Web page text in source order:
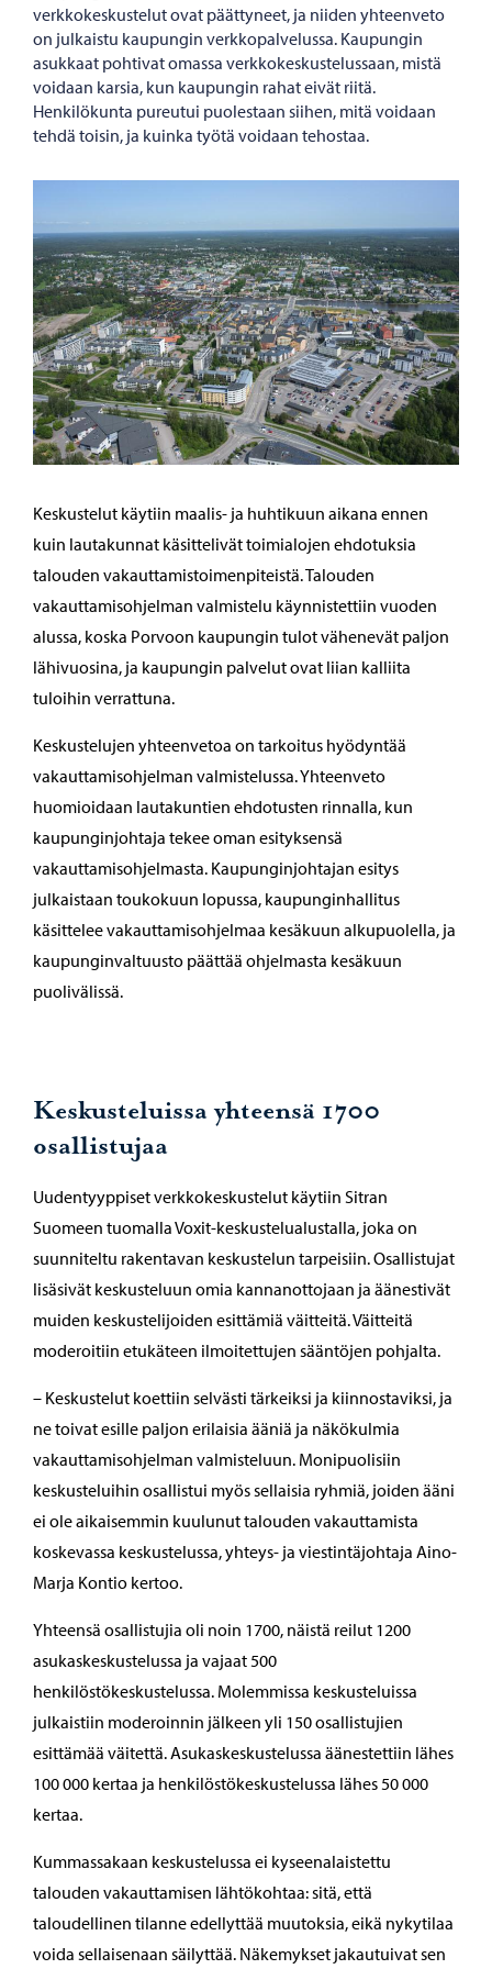
verkkokeskustelut ovat päättyneet, ja niiden yhteenveto
on julkaistu kaupungin verkkopalvelussa. Kaupungin
asukkaat pohtivat omassa verkkokeskustelussaan, mistä
voidaan karsia, kun kaupungin rahat eivät riitä.
Henkilökunta pureutui puolestaan siihen, mitä voidaan
tehdä toisin, ja kuinka työtä voidaan tehostaa.
Keskustelut käytiin maalis- ja huhtikuun aikana ennen
kuin lautakunnat käsittelivät toimialojen ehdotuksia
talouden vakauttamistoimenpiteistä. Talouden
vakauttamisohjelman valmistelu käynnistettiin vuoden
alussa, koska Porvoon kaupungin tulot vähenevät paljon
lähivuosina, ja kaupungin palvelut ovat liian kalliita
tuloihin verrattuna.
Keskustelujen yhteenvetoa on tarkoitus hyödyntää
vakauttamisohjelman valmistelussa. Yhteenveto
huomioidaan lautakuntien ehdotusten rinnalla, kun
kaupunginjohtaja tekee oman esityksensä
vakauttamisohjelmasta. Kaupunginjohtajan esitys
julkaistaan toukokuun lopussa, kaupunginhallitus
käsittelee vakauttamisohjelmaa kesäkuun alkupuolella, ja
kaupunginvaltuusto päättää ohjelmasta kesäkuun
puolivälissä.
Keskusteluissa yhteensä 1700
osallistujaa
Uudentyyppiset verkkokeskustelut käytiin Sitran
Suomeen tuomalla Voxit-keskustelualustalla, joka on
suunniteltu rakentavan keskustelun tarpeisiin. Osallistujat
lisäsivät keskusteluun omia kannanottojaan ja äänestivät
muiden keskustelijoiden esittämiä väitteitä. Väitteitä
moderoitiin etukäteen ilmoitettujen sääntöjen pohjalta.
– Keskustelut koettiin selvästi tärkeiksi ja kiinnostaviksi, ja
ne toivat esille paljon erilaisia ääniä ja näkökulmia
vakauttamisohjelman valmisteluun. Monipuolisiin
keskusteluihin osallistui myös sellaisia ryhmiä, joiden ääni
ei ole aikaisemmin kuulunut talouden vakauttamista
koskevassa keskustelussa, yhteys- ja viestintäjohtaja Aino-
Marja Kontio kertoo.
Yhteensä osallistujia oli noin 1700, näistä reilut 1200
asukaskeskustelussa ja vajaat 500
henkilöstökeskustelussa. Molemmissa keskusteluissa
julkaistiin moderoinnin jälkeen yli 150 osallistujien
esittämää väitettä. Asukaskeskustelussa äänestettiin lähes
100 000 kertaa ja henkilöstökeskustelussa lähes 50 000
kertaa.
Kummassakaan keskustelussa ei kyseenalaistettu
talouden vakauttamisen lähtökohtaa: sitä, että
taloudellinen tilanne edellyttää muutoksia, eikä nykytilaa
voida sellaisenaan säilyttää. Näkemykset jakautuivat sen